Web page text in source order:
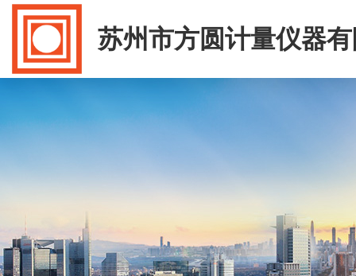
苏州市方圆计量仪器